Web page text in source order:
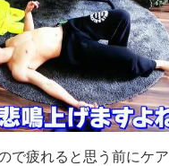
で疲れると思う前にケ